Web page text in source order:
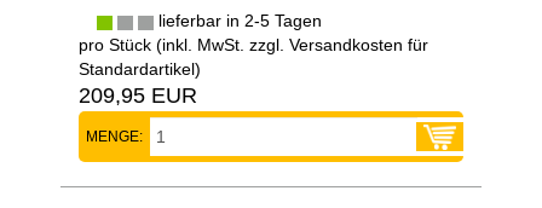
lieferbar in 2-5 Tagen
pro Stück (inkl. MwSt. zzgl. Versandkosten für
Standardartikel)
209,95 EUR
MENGE: